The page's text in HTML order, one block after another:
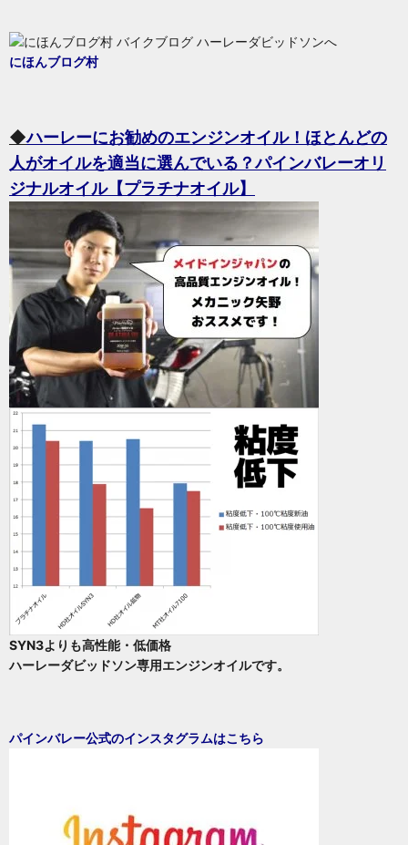
にほんブログ村
◆ハーレーにお勧めのエンジンオイル！ほとんどの
人がオイルを適当に選んでいる？パインバレーオリ
ジナルオイル【プラチナオイル】
SYN3よりも高性能・低価格
ハーレーダビッドソン専用エンジンオイルです。
パインバレー公式のインスタグラムはこちら